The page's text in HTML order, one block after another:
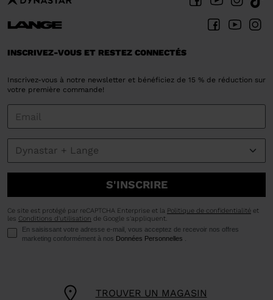
TROUVER UN MAGASIN
INSCRIVEZ-VOUS ET RESTEZ CONNECTÉS
Inscrivez-vous à notre newsletter et bénéficiez de 15 % de réduction sur
votre première commande!
S'INSCRIRE
Ce site est protégé par reCAPTCHA Enterprise et la Politique de confidentialité et
les Conditions d'utilisation de Google s'appliquent.
En saisissant votre adresse e-mail, vous acceptez de recevoir nos offres
marketing conformément à nos Données Personnelles .